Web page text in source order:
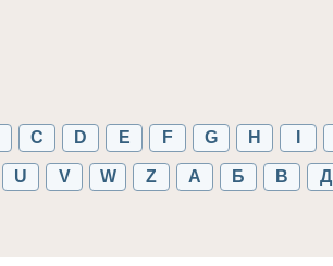
C D E F G H
U V W Z А Б В Д